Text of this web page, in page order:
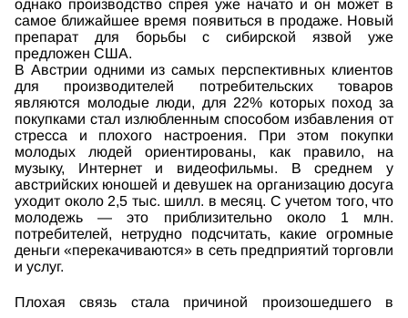
однако производство спрея уже начато и он может в
самое ближайшее время появиться в продаже. Новый
препарат для борьбы с сибирской язвой уже
предложен США.
В Австрии одними из самых перспективных клиентов
для производителей потребительских товаров
являются молодые люди, для 22% которых поход за
покупками стал излюбленным способом избавления от
стресса и плохого настроения. При этом покупки
молодых людей ориентированы, как правило, на
музыку, Интернет и видеофильмы. В среднем у
австрийских юношей и девушек на организацию досуга
уходит около 2,5 тыс. шилл. в месяц. С учетом того, что
молодежь — это приблизительно около 1 млн.
потребителей, нетрудно подсчитать, какие огромные
деньги «перекачиваются» в сеть предприятий торговли
и услуг.
Плохая связь стала причиной произошедшего в